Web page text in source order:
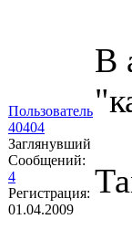
Пользователь
40404
Заглянувший
Сообщений:
4
Регистрация:
01.04.2009
В